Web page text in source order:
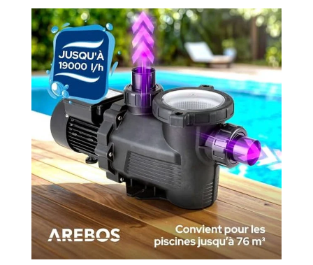
d'alimentation de
2 mètres permet
une installation
flexible.
[Compacte et
transportable]
Avec des
dimensions de
seulement 51,8 ×
22 × 25,6 cm et un
poids de 9,3 kg, la
pompe est facile à
placer et à
transporter, ce
qui la rend idéale
pour les piscines
de jardin et les
piscines hors sol.